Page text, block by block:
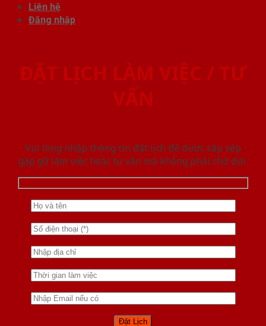
Liên hệ
Đăng nhập
ĐẶT LỊCH LÀM VIỆC / TƯ
VẤN
Vui lòng nhập thông tin đặt lịch để được sắp xếp
gặp gỡ làm việc hoăc tư vấn mà không phải chờ đợi.